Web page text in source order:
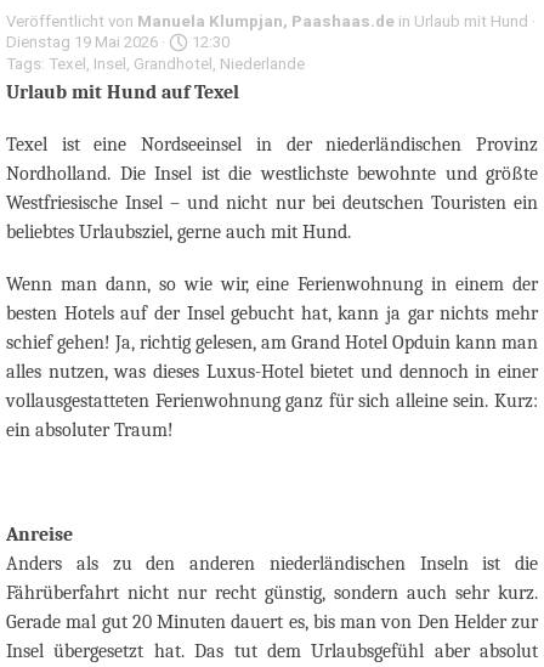
Veröffentlicht von Manuela Klumpjan, Paashaas.de in Urlaub mit Hund ·
Dienstag 19 Mai 2026 ·
12:30
Tags: Texel Insel Grandhotel Niederlande
Urlaub mit Hund auf Texel
Texel ist eine Nordseeinsel in der niederländischen Provinz
Nordholland. Die Insel ist die westlichste bewohnte und größte
Westfriesische Insel – und nicht nur bei deutschen Touristen ein
beliebtes Urlaubsziel, gerne auch mit Hund.
Wenn man dann, so wie wir, eine Ferienwohnung in einem der
besten Hotels auf der Insel gebucht hat, kann ja gar nichts mehr
schief gehen! Ja, richtig gelesen, am Grand Hotel Opduin kann man
alles nutzen, was dieses Luxus-Hotel bietet und dennoch in einer
vollausgestatteten Ferienwohnung ganz für sich alleine sein. Kurz:
ein absoluter Traum!
Anreise
Anders als zu den anderen niederländischen Inseln ist die
Fährüberfahrt nicht nur recht günstig, sondern auch sehr kurz.
Gerade mal gut 20 Minuten dauert es, bis man von Den Helder zur
Insel übergesetzt hat. Das tut dem Urlaubsgefühl aber absolut